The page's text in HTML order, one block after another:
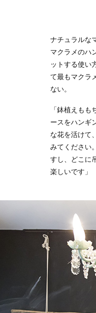
ナチュラルな
マクラメのハ
ットする使い
て最もマクラ
ない。
「鉢植えも
ースをハンギ
な花を活けて
みてください
すし、どこに
楽しいです」